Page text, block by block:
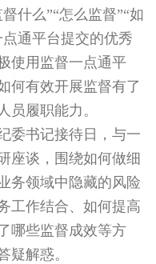
什么”“怎么监督”“如
通平台提交的优秀
使用监督一点通平
何有效开展监督有了
员履职能力。
委书记接待日，与一
座谈，围绕如何做细
务领域中隐藏的风险
工作结合、如何提高
哪些监督成效等方
疑解惑。